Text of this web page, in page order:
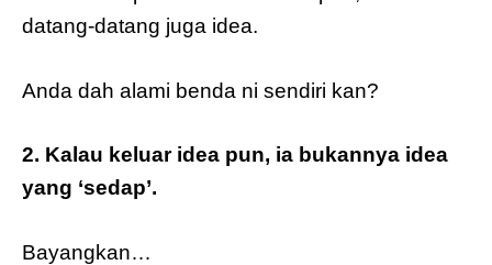
datang-datang juga idea.
Anda dah alami benda ni sendiri kan?
2. Kalau keluar idea pun, ia bukannya idea
yang ‘sedap’.
Bayangkan…